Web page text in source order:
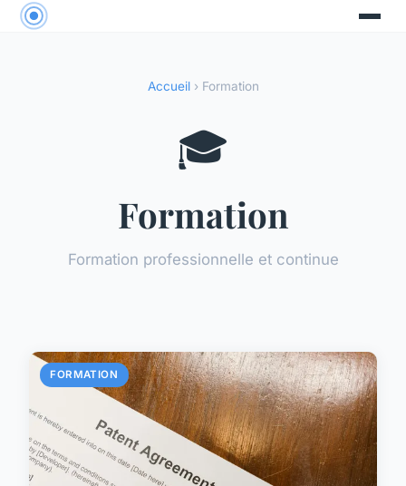
Accueil› Formation
🎓
Formation
Formation professionnelle et continue
FORMATION